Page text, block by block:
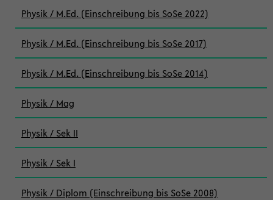
Physik / M.Ed. (Einschreibung bis SoSe 2022)
Physik / M.Ed. (Einschreibung bis SoSe 2017)
Physik / M.Ed. (Einschreibung bis SoSe 2014)
Physik / Mag
Physik / Sek II
Physik / Sek I
Physik / Diplom (Einschreibung bis SoSe 2008)